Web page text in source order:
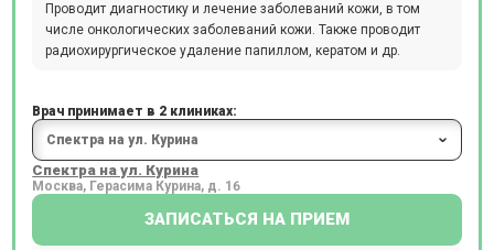
Проводит диагностику и лечение заболеваний кожи, в том
числе онкологических заболеваний кожи. Также проводит
радиохирургическое удаление папиллом, кератом и др.
Врач принимает в 2 клиниках:
Спектра на ул. Курина
Москва, Герасима Курина, д. 16
ЗАПИСАТЬСЯ НА ПРИЕМ